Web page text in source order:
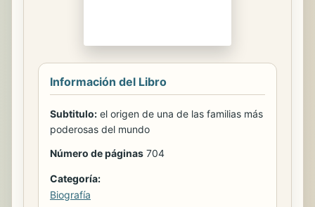
Información del Libro
Subtitulo: el origen de una de las familias más
poderosas del mundo
Número de páginas 704
Categoría:
Biografía